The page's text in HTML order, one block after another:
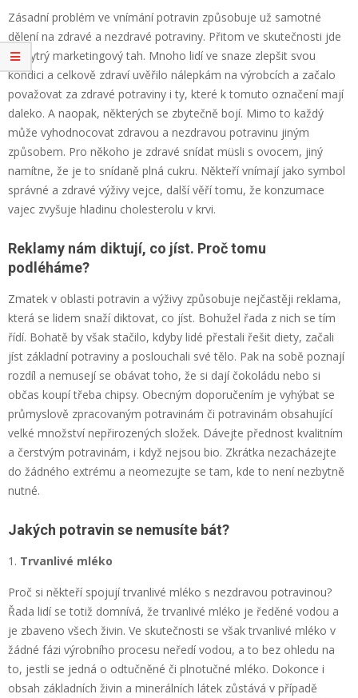
Zásadní problém ve vnímání potravin způsobuje už samotné
dělení na zdravé a nezdravé potraviny. Přitom ve skutečnosti jde
o chytrý marketingový tah. Mnoho lidí ve snaze zlepšit svou
kondici a celkově zdraví uvěřilo nálepkám na výrobcích a začalo
považovat za zdravé potraviny i ty, které k tomuto označení mají
daleko. A naopak, některých se zbytečně bojí. Mimo to každý
může vyhodnocovat zdravou a nezdravou potravinu jiným
způsobem. Pro někoho je zdravé snídat müsli s ovocem, jiný
namítne, že je to snídaně plná cukru. Někteří vnímají jako symbol
správné a zdravé výživy vejce, další věří tomu, že konzumace
vajec zvyšuje hladinu cholesterolu v krvi.
Reklamy nám diktují, co jíst. Proč tomu
podléháme?
Zmatek v oblasti potravin a výživy způsobuje nejčastěji reklama,
která se lidem snaží diktovat, co jíst. Bohužel řada z nich se tím
řídí. Bohatě by však stačilo, kdyby lidé přestali řešit diety, začali
jíst základní potraviny a poslouchali své tělo. Pak na sobě poznají
rozdíl a nemusejí se obávat toho, že si dají čokoládu nebo si
občas koupí třeba chipsy. Obecným doporučením je vyhýbat se
průmyslově zpracovaným potravinám či potravinám obsahující
velké množství nepřirozených složek. Dávejte přednost kvalitním
a čerstvým potravinám, i když nejsou bio. Zkrátka nezacházejte
do žádného extrému a neomezujte se tam, kde to není nezbytně
nutné.
Jakých potravin se nemusíte bát?
Trvanlivé mléko
Proč si někteří spojují trvanlivé mléko s nezdravou potravinou?
Řada lidí se totiž domnívá, že trvanlivé mléko je ředěné vodou a
je zbaveno všech živin. Ve skutečnosti se však trvanlivé mléko v
žádné fázi výrobního procesu neředí vodou, a to bez ohledu na
to, jestli se jedná o odtučněné či plnotučné mléko. Dokonce i
obsah základních živin a minerálních látek zůstává v případě